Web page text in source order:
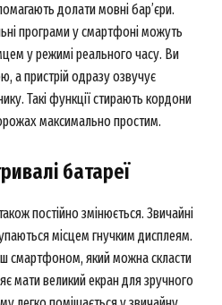
долати мовні бар’єри.
програми у смартфоні можуть
у режимі реального часу. Ви
а пристрій одразу озвучує
Такі функції стирають кордони
максимально простим.
батареї
постійно змінюється. Звичайні
місцем гнучким дисплеям.
смартфоном, який можна скласти
мати великий екран для зручного